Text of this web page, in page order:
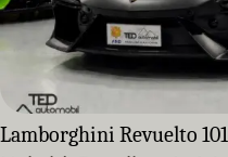
Lamborghini Revuelto